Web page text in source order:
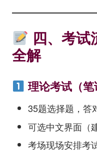
四、考试
全解
理论考试（笔
35题选择题，答
可选中文界面（
考场现场安排考